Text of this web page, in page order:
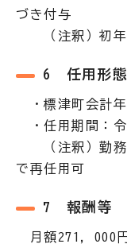
づき付与
（注釈）初年
6 任用形態
・標津町会計年
・任用期間：令
（注釈）勤務
で再任用可
7 報酬等
月額271，000円